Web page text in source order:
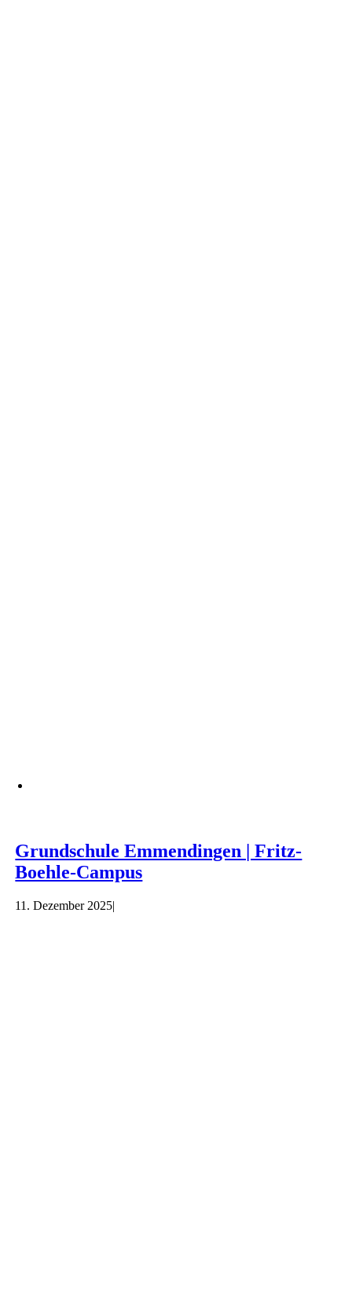
Grundschule Emmendingen | Fritz-
Boehle-Campus
11. Dezember 2025|